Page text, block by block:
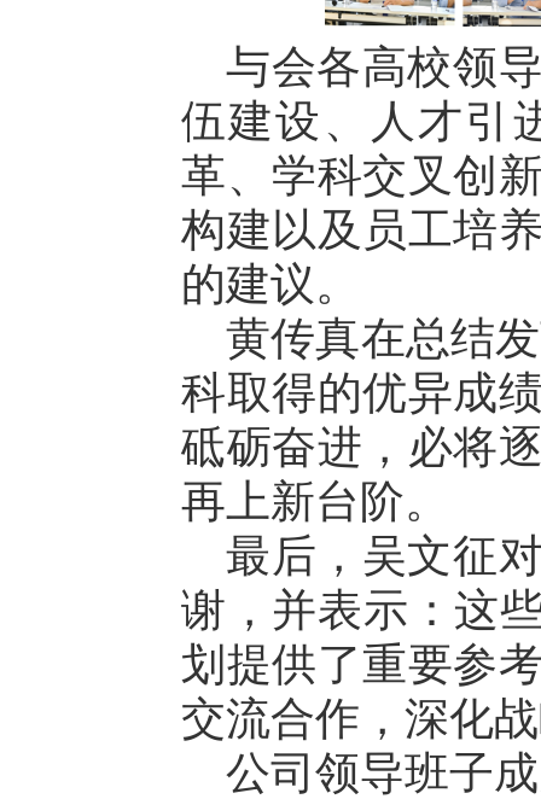
与会各高校领
伍建设、人才引
革、学科交叉创
构建以及员工培
的建议。
黄传真在总结
科取得的优异成
砥砺奋进，必将
再上新台阶。
最后，吴文征
谢，并表示：这
划提供了重要参
交流合作，深化
公司领导班子